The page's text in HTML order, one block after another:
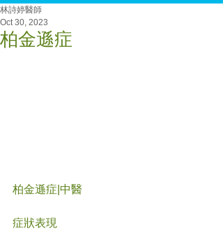
柏金遜症
林詩婷醫師
Oct 30, 2023
柏金遜症|中醫
症狀表現